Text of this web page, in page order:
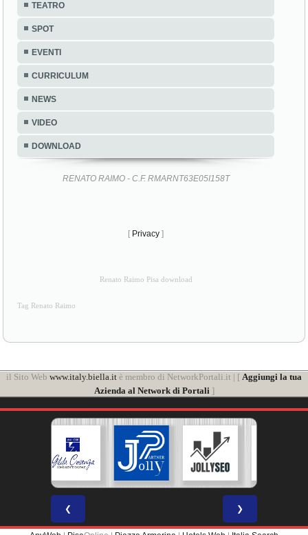
TEATRO
SPOT
EVENTI
CURRICULUM
NEWS
VIDEO
DOWNLOAD
RENATO RAIMO - C.F. RMARNT63E05I158T
[ Privacy ]
Renato Raimo Pisa download
Tag Renato Raimo
il Sito Web www.italy.biella.it è membro di NetworkPortali.it | [ Aggiungi la tua
Azienda al Network di Portali]
❮ ❯